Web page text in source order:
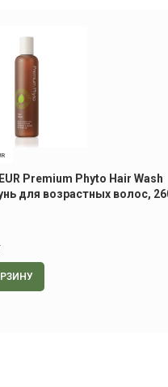
Premium Phyto Hair Wash
для возрастных волос,